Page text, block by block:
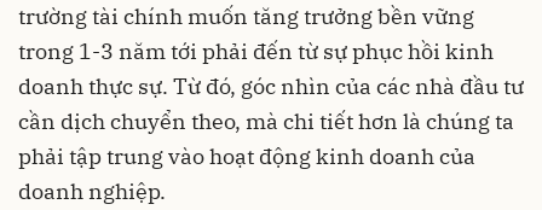
trường tài chính muốn tăng trưởng bền vững
trong 1-3 năm tới phải đến từ sự phục hồi kinh
doanh thực sự. Từ đó, góc nhìn của các nhà đầu tư
cần dịch chuyển theo, mà chi tiết hơn là chúng ta
phải tập trung vào hoạt động kinh doanh của
doanh nghiệp.